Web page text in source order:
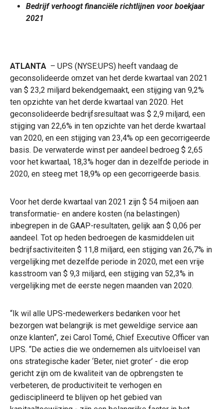
Bedrijf verhoogt financiële richtlijnen voor boekjaar
2021
ATLANTA – UPS (NYSE:UPS) heeft vandaag de
geconsolideerde omzet van het derde kwartaal van 2021
van $ 23,2 miljard bekendgemaakt, een stijging van 9,2%
ten opzichte van het derde kwartaal van 2020. Het
geconsolideerde bedrijfsresultaat was $ 2,9 miljard, een
stijging van 22,6% in ten opzichte van het derde kwartaal
van 2020, en een stijging van 23,4% op een gecorrigeerde
basis. De verwaterde winst per aandeel bedroeg $ 2,65
voor het kwartaal, 18,3% hoger dan in dezelfde periode in
2020, en steeg met 18,9% op een gecorrigeerde basis.
Voor het derde kwartaal van 2021 zijn $ 54 miljoen aan
transformatie- en andere kosten (na belastingen)
inbegrepen in de GAAP-resultaten, gelijk aan $ 0,06 per
aandeel. Tot op heden bedroegen de kasmiddelen uit
bedrijfsactiviteiten $ 11,8 miljard, een stijging van 26,7% in
vergelijking met dezelfde periode in 2020, met een vrije
kasstroom van $ 9,3 miljard, een stijging van 52,3% in
vergelijking met de eerste negen maanden van 2020.
“Ik wil alle UPS-medewerkers bedanken voor het
bezorgen wat belangrijk is met geweldige service aan
onze klanten”, zei Carol Tomé, Chief Executive Officer van
UPS. “De acties die we ondernemen als uitvloeisel van
ons strategische kader ‘Beter, niet groter’ - die erop
gericht zijn om de kwaliteit van de opbrengsten te
verbeteren, de productiviteit te verhogen en
gedisciplineerd te blijven op het gebied van